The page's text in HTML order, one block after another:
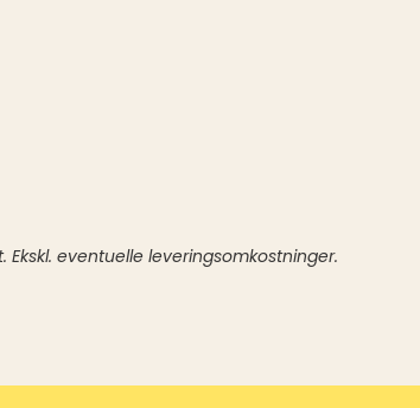
Ekskl. eventuelle leveringsomkostninger.